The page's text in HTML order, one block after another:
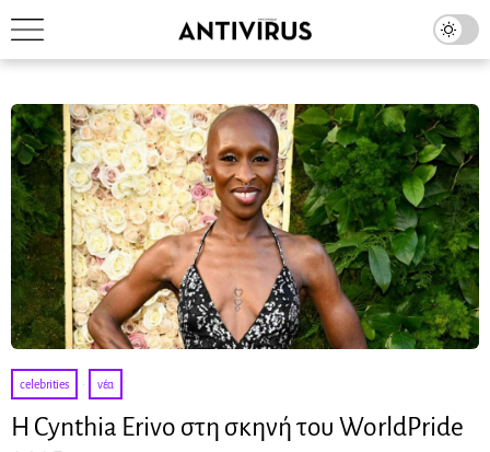
celebrities · νέα
H Cynthia Erivo στη σκηνή του WorldPride